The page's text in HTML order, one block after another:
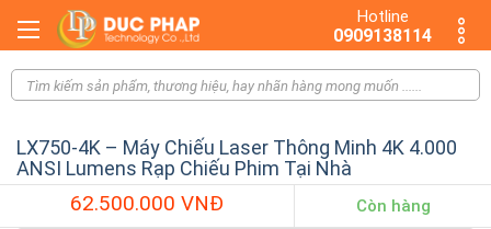
Hotline
0909138114
LX750-4K – Máy Chiếu Laser Thông Minh 4K 4.000
ANSI Lumens Rạp Chiếu Phim Tại Nhà
62.500.000 VNĐ Còn hàng